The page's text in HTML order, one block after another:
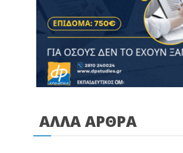
ΑΛΛΑ ΑΡΘΡΑ